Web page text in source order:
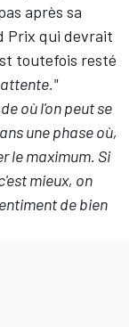
après sa
Prix qui devrait
toutefois resté
où l'on peut se
une phase où,
le maximum. Si
mieux, on
de bien